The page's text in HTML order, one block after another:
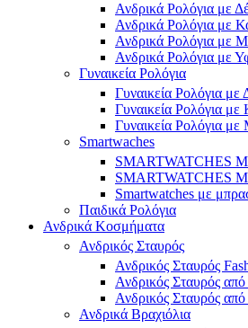
Ανδρικά Ρολόγια με
Ανδρικά Ρολόγια με
Ανδρικά Ρολόγια με
Ανδρικά Ρολόγια με
Γυναικεία Ρολόγια
Γυναικεία Ρολόγια με
Γυναικεία Ρολόγια
Γυναικεία Ρολόγια
Smartwaches
SMARTWATCHES
Smartwatches με
Παιδικά Ρολόγια
Ανδρικά Κοσμήματα
Ανδρικός Σταυρός
Ανδρικός Σταυρός
Ανδρικός Σταυρός
Ανδρικός Σταυρός
Ανδρικά Βραχιόλια